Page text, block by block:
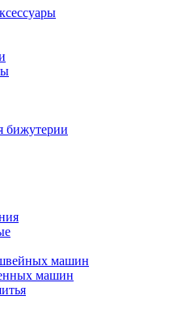
бижутерии
машин
машин